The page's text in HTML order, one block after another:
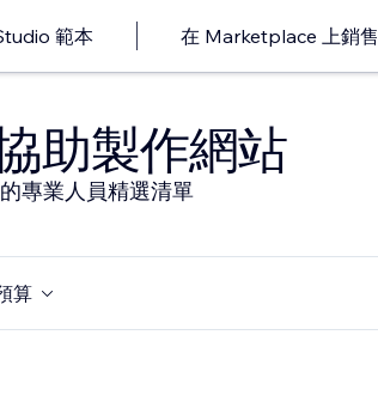
範本 在 Marketplace 上銷售
助製作網站
專業人員精選清單
算